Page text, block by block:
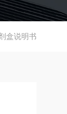
盒说明书